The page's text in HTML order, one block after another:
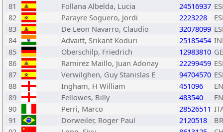
81
Follana Albelda, Lucia 24516937
82
Parayre Soguero, Jordi 2223228
83
De Leon Navarro, Claudio 32078099
84
Advaitt, Srikant Koduri 25185454
85
Oberschilp, Friedrich 12983810
86
Ramirez Maillo, Juan Adonay 22299459
87
Verwilghen, Guy Stanislas E 94704570
88
Ingham, H William 451096
89
Fellowes, Billy 483540
90
Perri, Marco 28526511
91
Dorweiler, Roger Paul 2120518